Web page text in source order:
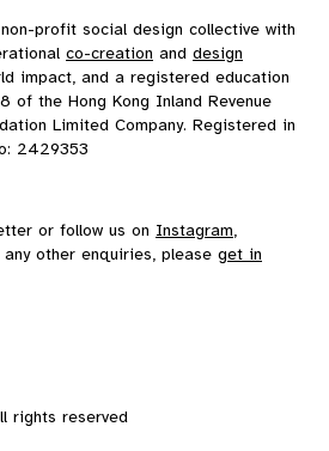
profit social design collective with
co-creation and design
impact, and a registered education
of the Hong Kong Inland Revenue
Limited Company. Registered in
2429353
or follow us on Instagram,
any other enquiries, please get in
rights reserved